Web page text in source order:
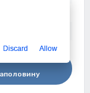
Discard Allow